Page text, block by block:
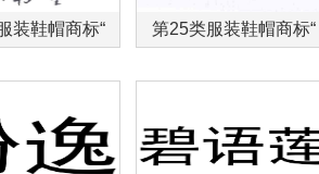
装鞋帽商标“ 第25类服装鞋帽商标“